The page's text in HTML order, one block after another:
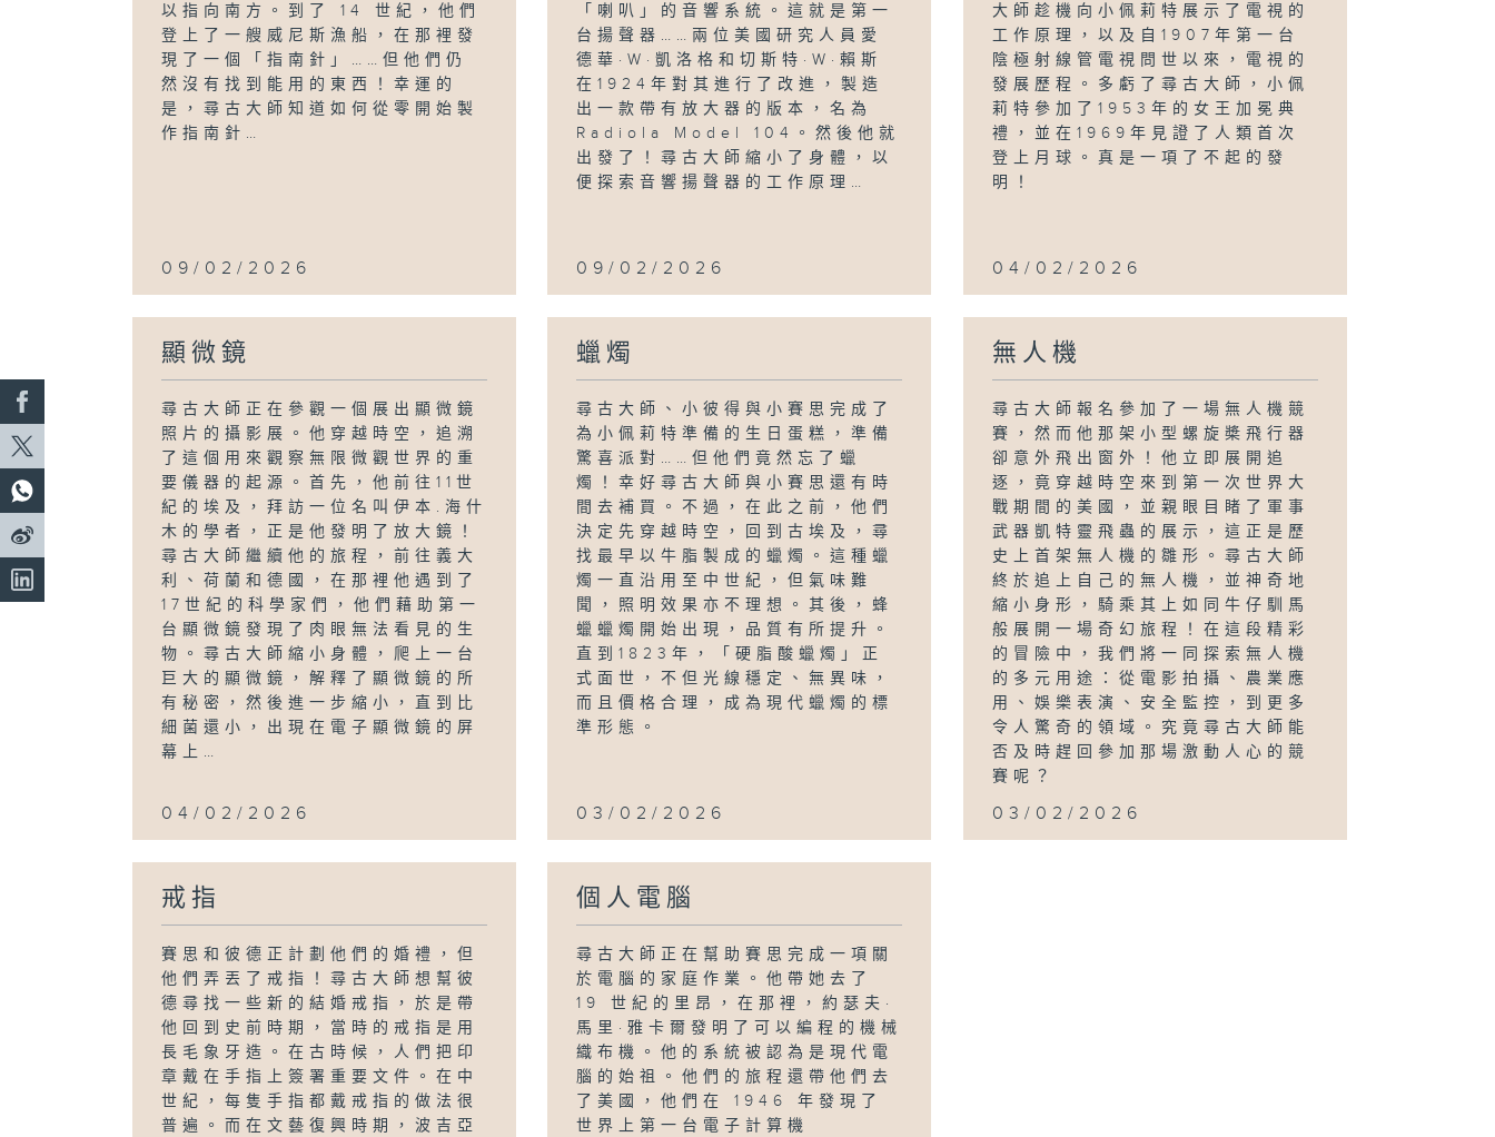
以指向南方。到了 14 世紀，他們
登上了一艘威尼斯漁船，在那裡發
現了一個「指南針」……但他們仍
然沒有找到能用的東西！幸運的
是，尋古大師知道如何從零開始製
作指南針…
09/02/2026
「喇叭」的音響系統。這就是第一
台揚聲器……兩位美國研究人員愛
德華·W·凱洛格和切斯特·W·賴斯
在1924年對其進行了改進，製造
出一款帶有放大器的版本，名為
Radiola Model 104。然後他就
出發了！尋古大師縮小了身體，以
便探索音響揚聲器的工作原理…
09/02/2026
大師趁機向小佩莉特展示了電視的
工作原理，以及自1907年第一台
陰極射線管電視問世以來，電視的
發展歷程。多虧了尋古大師，小佩
莉特參加了1953年的女王加冕典
禮，並在1969年見證了人類首次
登上月球。真是一項了不起的發
明！
04/02/2026
顯微鏡
尋古大師正在參觀一個展出顯微鏡
照片的攝影展。他穿越時空，追溯
了這個用來觀察無限微觀世界的重
要儀器的起源。首先，他前往11世
紀的埃及，拜訪一位名叫伊本.海什
木的學者，正是他發明了放大鏡！
尋古大師繼續他的旅程，前往義大
利、荷蘭和德國，在那裡他遇到了
17世紀的科學家們，他們藉助第一
台顯微鏡發現了肉眼無法看見的生
物。尋古大師縮小身體，爬上一台
巨大的顯微鏡，解釋了顯微鏡的所
有秘密，然後進一步縮小，直到比
細菌還小，出現在電子顯微鏡的屏
幕上…
04/02/2026
蠟燭
尋古大師、小彼得與小賽思完成了
為小佩莉特準備的生日蛋糕，準備
驚喜派對……但他們竟然忘了蠟
燭！幸好尋古大師與小賽思還有時
間去補買。不過，在此之前，他們
決定先穿越時空，回到古埃及，尋
找最早以牛脂製成的蠟燭。這種蠟
燭一直沿用至中世紀，但氣味難
聞，照明效果亦不理想。其後，蜂
蠟蠟燭開始出現，品質有所提升。
直到1823年，「硬脂酸蠟燭」正
式面世，不但光線穩定、無異味，
而且價格合理，成為現代蠟燭的標
準形態。
03/02/2026
無人機
尋古大師報名參加了一場無人機競
賽，然而他那架小型螺旋槳飛行器
卻意外飛出窗外！他立即展開追
逐，竟穿越時空來到第一次世界大
戰期間的美國，並親眼目睹了軍事
武器凱特靈飛蟲的展示，這正是歷
史上首架無人機的雛形。尋古大師
終於追上自己的無人機，並神奇地
縮小身形，騎乘其上如同牛仔馴馬
般展開一場奇幻旅程！在這段精彩
的冒險中，我們將一同探索無人機
的多元用途：從電影拍攝、農業應
用、娛樂表演、安全監控，到更多
令人驚奇的領域。究竟尋古大師能
否及時趕回參加那場激動人心的競
賽呢？
03/02/2026
戒指
賽思和彼德正計劃他們的婚禮，但
他們弄丟了戒指！尋古大師想幫彼
德尋找一些新的結婚戒指，於是帶
他回到史前時期，當時的戒指是用
長毛象牙造。在古時候，人們把印
章戴在手指上簽署重要文件。在中
世紀，每隻手指都戴戒指的做法很
普遍。而在文藝復興時期，波吉亞
個人電腦
尋古大師正在幫助賽思完成一項關
於電腦的家庭作業。他帶她去了
19 世紀的里昂，在那裡，約瑟夫·
馬里·雅卡爾發明了可以編程的機械
織布機。他的系統被認為是現代電
腦的始祖。他們的旅程還帶他們去
了美國，他們在 1946 年發現了
世界上第一台電子計算機